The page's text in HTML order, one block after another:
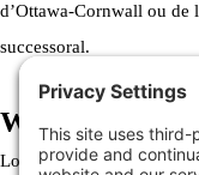
d’Ottawa-Cornwall ou de
successoral.
Welcome to
Lorem ipsum dolor sit